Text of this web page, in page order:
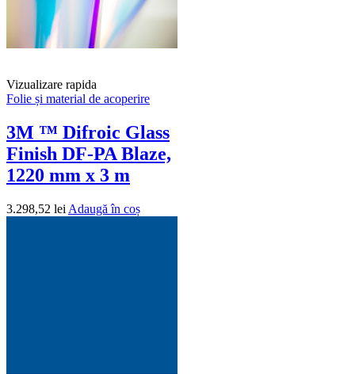
Vizualizare rapida
Folie și material de acoperire
3M ™ Difroic Glass
Finish DF-PA Blaze,
1220 mm x 3 m
3.298,52 lei Adaugă în coș